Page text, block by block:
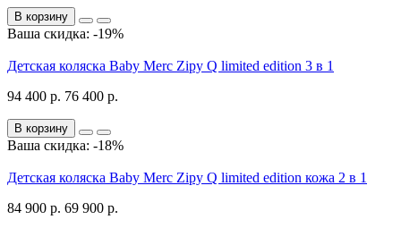
В корзину
Ваша скидка: -19%
Детская коляска Baby Merc Zipy Q limited edition 3 в 1
94 400 р. 76 400 р.
В корзину
Ваша скидка: -18%
Детская коляска Baby Merc Zipy Q limited edition кожа 2 в 1
84 900 р. 69 900 р.